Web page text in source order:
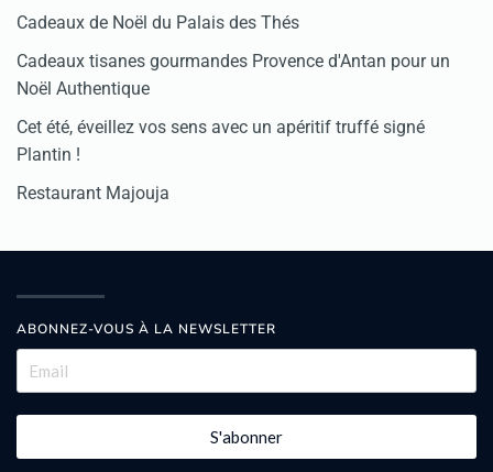
Cadeaux de Noël du Palais des Thés
Cadeaux tisanes gourmandes Provence d'Antan pour un
Noël Authentique
Cet été, éveillez vos sens avec un apéritif truffé signé
Plantin !
Restaurant Majouja
ABONNEZ-VOUS À LA NEWSLETTER
S'abonner